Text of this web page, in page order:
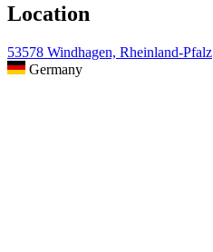
Location
53578 Windhagen, Rheinland-Pfalz
Germany